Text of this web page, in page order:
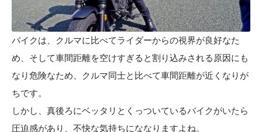
バイクは、クルマに比べてライダーからの視界が良好なた
め、そして車間距離を空けすぎると割り込みされる原因にも
なり危険なため、クルマ同士と比べて車間距離が近くなりが
ちです。
しかし、真後ろにベッタリとくっついているバイクがいたら
圧迫感があり、不快な気持ちにななりますよね。